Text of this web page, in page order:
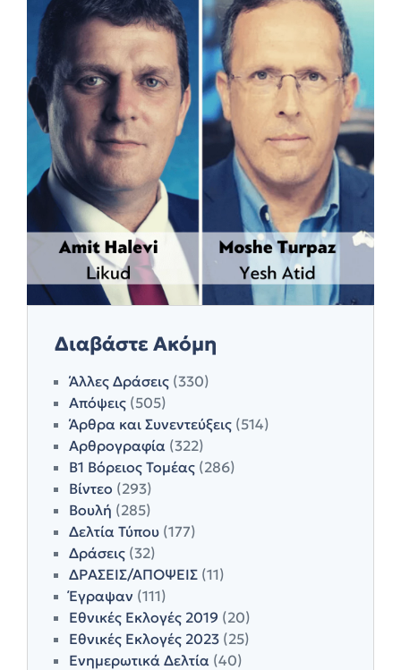
Διαβάστε Ακόμη
Άλλες Δράσεις (330)
Απόψεις (505)
Άρθρα και Συνεντεύξεις (514)
Αρθρογραφία (322)
Β1 Βόρειος Τομέας (286)
Βίντεο (293)
Βουλή (285)
Δελτία Τύπου (177)
Δράσεις (32)
ΔΡΑΣΕΙΣ/ΑΠΟΨΕΙΣ (11)
Έγραψαν (111)
Εθνικές Εκλογές 2019 (20)
Εθνικές Εκλογές 2023 (25)
Ενημερωτικά Δελτία (40)